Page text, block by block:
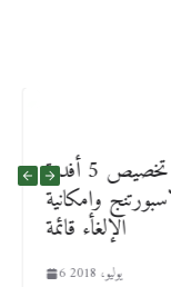
تخصيص 5 أفدنة
وإمكانية
الإلغاء قائمة
6 يوليو، 2018